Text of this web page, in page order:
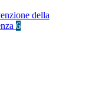
della
6